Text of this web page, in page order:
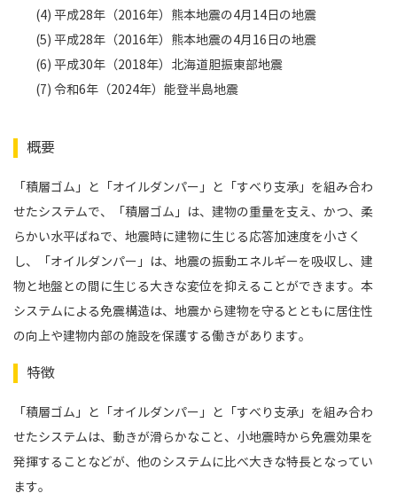
(4) 平成28年（2016年）熊本地震の4月14日の地震
(5) 平成28年（2016年）熊本地震の4月16日の地震
(6) 平成30年（2018年）北海道胆振東部地震
(7) 令和6年（2024年）能登半島地震
概要
「積層ゴム」と「オイルダンパー」と「すべり支承」を組み合わ
せたシステムで、「積層ゴム」は、建物の重量を支え、かつ、柔
らかい水平ばねで、地震時に建物に生じる応答加速度を小さく
し、「オイルダンパー」は、地震の振動エネルギーを吸収し、建
物と地盤との間に生じる大きな変位を抑えることができます。本
システムによる免震構造は、地震から建物を守るとともに居住性
の向上や建物内部の施設を保護する働きがあります。
特徴
「積層ゴム」と「オイルダンパー」と「すべり支承」を組み合わ
せたシステムは、動きが滑らかなこと、小地震時から免震効果を
発揮することなどが、他のシステムに比べ大きな特長となってい
ます。